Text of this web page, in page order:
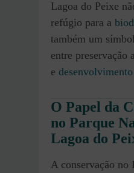
Lagoa do Peixe
refúgio para a
também um
entre preservação
e
O Papel da
no Parque
Lagoa do
A conservação no